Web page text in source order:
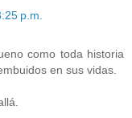
p.m.
como toda historia
en sus vidas.